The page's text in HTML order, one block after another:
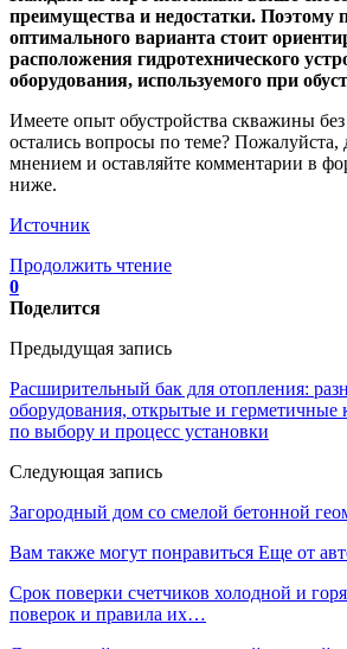
преимущества и недостатки. Поэтому
оптимального варианта стоит
расположения гидротехнического
оборудования, используемого при
Имеете опыт обустройства скважины
остались вопросы по теме? Пожалуйста,
мнением и оставляйте комментарии в
ниже.
Источник
Продолжить чтение
0
Поделится
Предыдущая запись
Расширительный бак для отопления:
оборудования, открытые и герметичные
по выбору и процесс установки
Следующая запись
Загородный дом со смелой бетонной
Вам также могут понравиться Еще от
Срок поверки счетчиков холодной и
поверок и правила их…